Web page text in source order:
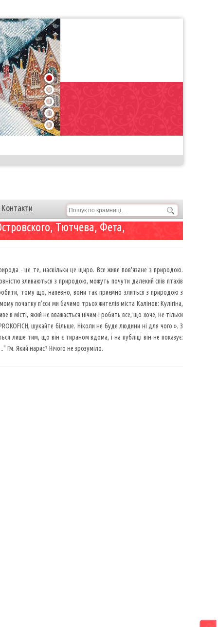
1
2
3
4
5
Контакти
Тютчева, Фета,
- це те, наскільки це щиро. Все живе пов'язане з природою.
зливаються з природою, можуть почути далекий спів птахів
тому що, напевно, вони так приємно злиться з природою з
початку п’єси ми бачимо трьох жителів міста Калінов: Кулігіна,
в місті, який не вважається нічим і робить все, що хоче, не тільки
шукайте більше. Ніколи не буде людини ні для чого ». З
лише тим, що він є тираном вдома, і на публіці він не показує:
Гм. Який нарис? Нічого не зрозуміло.